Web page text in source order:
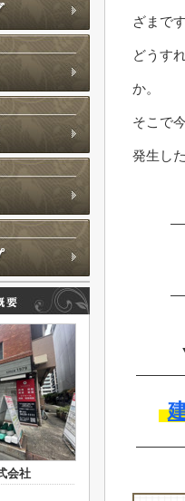
ざまです
どうす
か。
そこで
発生し
会社